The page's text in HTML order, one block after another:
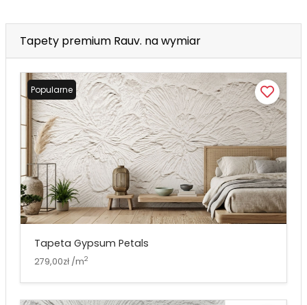
Tapety premium Rauv. na wymiar
Popularne
Tapeta Gypsum Petals
279,00zł /m2